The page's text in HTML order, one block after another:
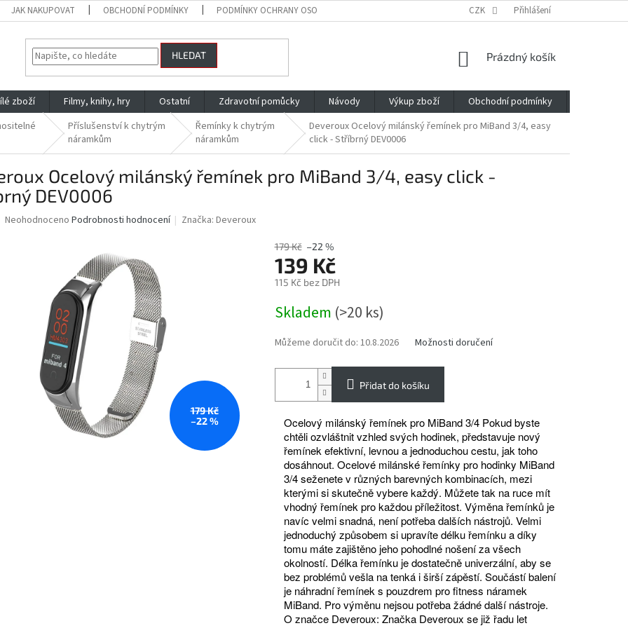
JAK NAKUPOVAT OBCHODNÍ PODMÍNKY PODMÍNKY OCHRANY OSOBNÍCH ÚDAJŮ CZK Přihlášení
HLEDAT
NÁKUPNÍ
Prázdný košík
zboží Filmy, knihy, hry Ostatní Zdravotní pomůcky Návody Výkup zboží Obchodní podmínky
Příslušenství k chytrým
náramkům
Řemínky k chytrým
náramkům
Deveroux Ocelový milánský řemínek pro MiBand 3/4, easy
click - Stříbrný DEV0006
Ocelový milánský řemínek pro MiBand 3/4, easy click -
DEV0006
Průměrné
hvězdiček.
Neohodnoceno Podrobnosti hodnocení Značka:Deveroux
179 Kč
–22 %
179 Kč –22 %
139 Kč
115 Kč bez DPH
cena:
Skladem (>20 ks)
Můžeme doručit do: 10.8.2026 Možnosti doručení
Přidat do košíku
Ocelový milánský řemínek pro MiBand 3/4 Pokud byste
chtěli ozvláštnit vzhled svých hodinek, představuje nový
řemínek efektivní, levnou a jednoduchou cestu, jak toho
dosáhnout. Ocelové milánské řemínky pro hodinky MiBand
3/4 seženete v různých barevných kombinacích, mezi
kterými si skutečně vybere každý. Můžete tak na ruce mít
vhodný řemínek pro každou příležitost. Výměna řemínků je
navíc velmi snadná, není potřeba dalších nástrojů. Velmi
jednoduchý způsobem si upravíte délku řemínku a díky
tomu máte zajištěno jeho pohodlné nošení za všech
okolností. Délka řemínku je dostatečně univerzální, aby se
bez problémů vešla na tenká i širší zápěstí. Součástí balení
je náhradní řemínek s pouzdrem pro fitness náramek
MiBand. Pro výměnu nejsou potřeba žádné další nástroje.
O značce Deveroux: Značka Deveroux se již řadu let